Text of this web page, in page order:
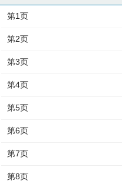
第1页
第2页
第3页
第4页
第5页
第6页
第7页
第8页